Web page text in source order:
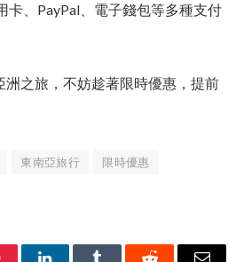
卡、PayPal、電子錢包等多種支付
洲之旅，不妨趁著限時優惠，提前
東南亞旅行
限時優惠